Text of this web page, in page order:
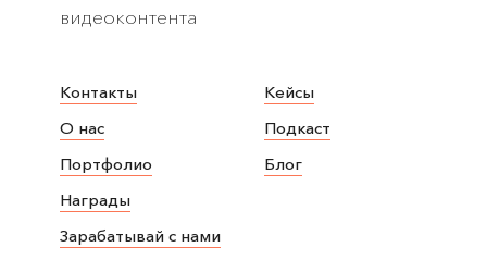
видеоконтента
Контакты
О нас
Портфолио
Награды
Зарабатывай с нами
Кейсы
Подкаст
Блог